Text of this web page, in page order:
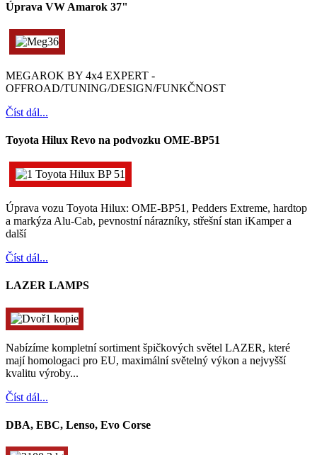
Úprava VW Amarok 37"
MEGAROK BY 4x4 EXPERT -
OFFROAD/TUNING/DESIGN/FUNKČNOST
Číst dál...
Toyota Hilux Revo na podvozku OME-BP51
Úprava vozu Toyota Hilux: OME-BP51, Pedders Extreme, hardtop
a markýza Alu-Cab, pevnostní nárazníky, střešní stan iKamper a
další
Číst dál...
LAZER LAMPS
Nabízíme kompletní sortiment špičkových světel LAZER, které
mají homologaci pro EU, maximální světelný výkon a nejvyšší
kvalitu výroby...
Číst dál...
DBA, EBC, Lenso, Evo Corse